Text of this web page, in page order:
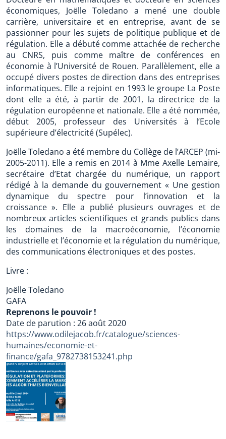
économiques, Joëlle Toledano a mené une double
carrière, universitaire et en entreprise, avant de se
passionner pour les sujets de politique publique et de
régulation. Elle a débuté comme attachée de recherche
au CNRS, puis comme maître de conférences en
économie à l’Université de Rouen. Parallèlement, elle a
occupé divers postes de direction dans des entreprises
informatiques. Elle a rejoint en 1993 le groupe La Poste
dont elle a été, à partir de 2001, la directrice de la
régulation européenne et nationale. Elle a été nommée,
début 2005, professeur des Universités à l’Ecole
supérieure d’électricité (Supélec).
Joëlle Toledano a été membre du Collège de l’ARCEP (mi-
2005-2011). Elle a remis en 2014 à Mme Axelle Lemaire,
secrétaire d’Etat chargée du numérique, un rapport
rédigé à la demande du gouvernement « Une gestion
dynamique du spectre pour l’innovation et la
croissance ». Elle a publié plusieurs ouvrages et de
nombreux articles scientifiques et grands publics dans
les domaines de la macroéconomie, l’économie
industrielle et l’économie et la régulation du numérique,
des communications électroniques et des postes.
Livre :
Joëlle Toledano
GAFA
Reprenons le pouvoir !
Date de parution : 26 août 2020
https://www.odilejacob.fr/catalogue/sciences-
humaines/economie-et-
finance/gafa_9782738153241.php